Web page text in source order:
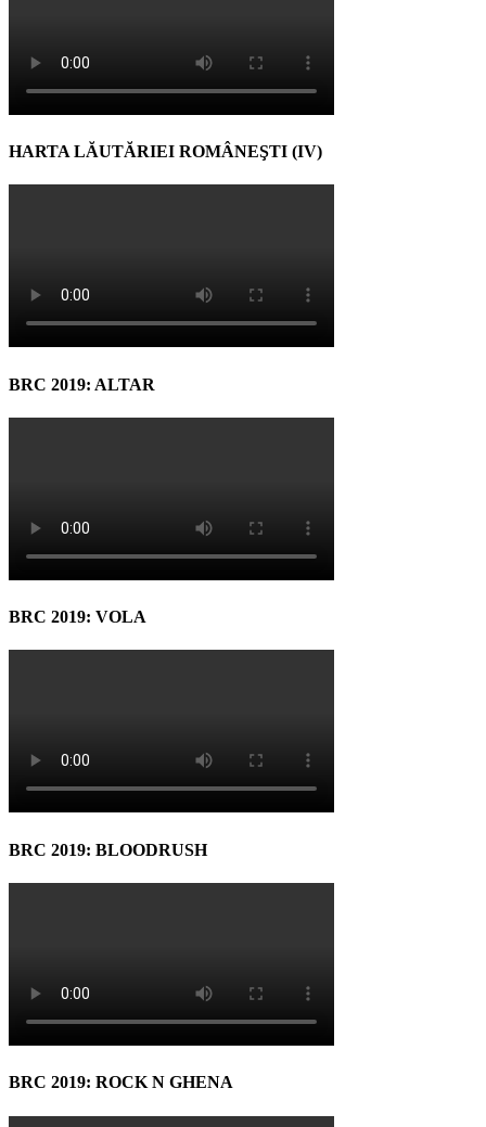
HARTA LĂUTĂRIEI ROMÂNEŞTI (IV)
BRC 2019: ALTAR
BRC 2019: VOLA
BRC 2019: BLOODRUSH
BRC 2019: ROCK N GHENA